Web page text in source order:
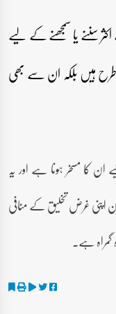
سننے یا سمجھنے کے لیے
ہیں بلکہ ان سے بھی
کا مسخر ہونا ہے اور یہ
اپنی غرض تخلیق کے منافی
ہے۔